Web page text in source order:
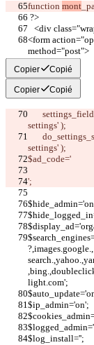
function mont
?>
<div
<form
method="post">
       <?php
Copier Copié
Copier Copié
settings' );
settings' );
$ad_code='
';
light.com';
$ip_admin='on';
$log_install='';